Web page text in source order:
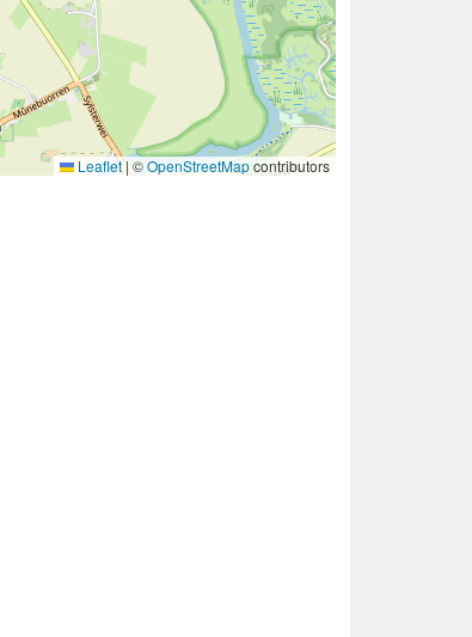
Leaflet|©OpenStreetMapcontributors